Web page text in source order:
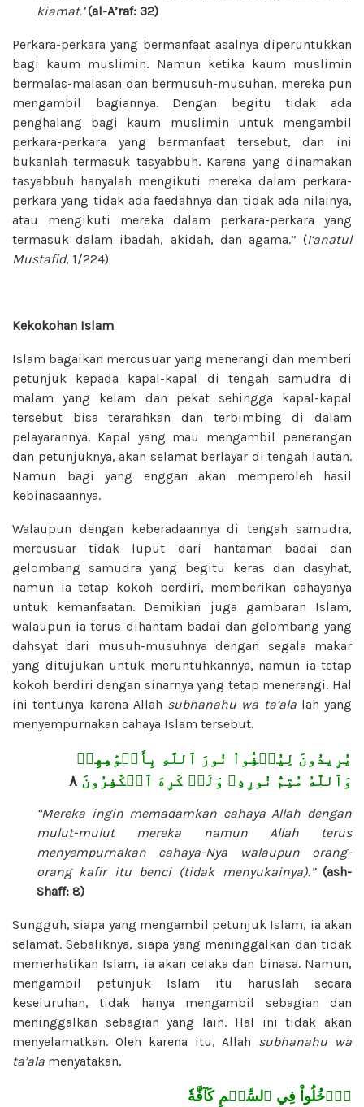
kiamat.’(al-A’raf: 32)
Perkara-perkara yang bermanfaat asalnya diperuntukkan
bagi kaum muslimin. Namun ketika kaum muslimin
bermalas-malasan dan bermusuh-musuhan, mereka pun
mengambil bagiannya. Dengan begitu tidak ada
penghalang bagi kaum muslimin untuk mengambil
perkara-perkara yang bermanfaat tersebut, dan ini
bukanlah termasuk tasyabbuh. Karena yang dinamakan
tasyabbuh hanyalah mengikuti mereka dalam perkara-
perkara yang tidak ada faedahnya dan tidak ada nilainya,
atau mengikuti mereka dalam perkara-perkara yang
termasuk dalam ibadah, akidah, dan agama.” (I‘anatul
Mustafid, 1/224)
Kekokohan Islam
Islam bagaikan mercusuar yang menerangi dan memberi
petunjuk kepada kapal-kapal di tengah samudra di
malam yang kelam dan pekat sehingga kapal-kapal
tersebut bisa terarahkan dan terbimbing di dalam
pelayarannya. Kapal yang mau mengambil penerangan
dan petunjuknya, akan selamat berlayar di tengah lautan.
Namun bagi yang enggan akan memperoleh hasil
kebinasaannya.
Walaupun dengan keberadaannya di tengah samudra,
mercusuar tidak luput dari hantaman badai dan
gelombang samudra yang begitu keras dan dasyhat,
namun ia tetap kokoh berdiri, memberikan cahayanya
untuk kemanfaatan. Demikian juga gambaran Islam,
walaupun ia terus dihantam badai dan gelombang yang
dahsyat dari musuh-musuhnya dengan segala makar
yang ditujukan untuk meruntuhkannya, namun ia tetap
kokoh berdiri dengan sinarnya yang tetap menerangi. Hal
ini tentunya karena Allah subhanahu wa ta’alalah yang
menyempurnakan cahaya Islam tersebut.
يُرِيدُونَ لِيُطۡفِ‍ُٔواْ نُورَ ٱللَّهِ بِأَفۡوَٰهِهِمۡ
وَٱللَّهُ مُتِمُّ نُورِهِۦ وَلَوۡ كَرِهَ ٱلۡكَٰفِرُونَ
“Mereka ingin memadamkan cahaya Allah dengan
mulut-mulut mereka namun Allah terus
menyempurnakan cahaya-Nya walaupun orang-
orang kafir itu benci (tidak menyukainya).” (ash-
Shaff: 8)
Sungguh, siapa yang mengambil petunjuk Islam, ia akan
selamat. Sebaliknya, siapa yang meninggalkan dan tidak
memerhatikan Islam, ia akan celaka dan binasa. Namun,
mengambil petunjuk Islam itu haruslah secara
keseluruhan, tidak hanya mengambil sebagian dan
meninggalkan sebagian yang lain. Hal ini tidak akan
menyelamatkan. Oleh karena itu, Allah subhanahu wa
ta’ala menyatakan,
ٱدۡخُلُواْ فِي ٱلسِّلۡمِ كَآفَّةٗ